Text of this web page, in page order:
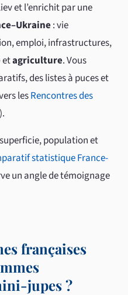
et l’enrichit par une
: vie
emploi, infrastructures,
etagriculture. Vous
des listes à puces et
lesRencontres des
population et
statistique France-
un angle de témoignage
françaises
jupes ?